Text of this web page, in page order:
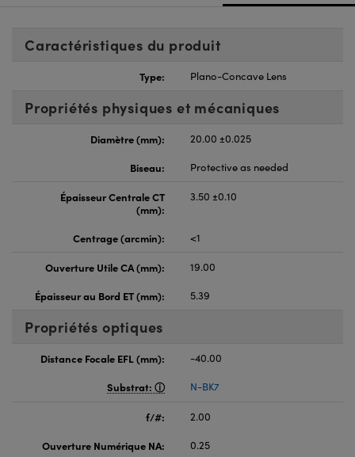
Caractéristiques du produit
Type: Plano-Concave Lens
Propriétés physiques et mécaniques
Diamètre (mm):
20.00 ±0.025
Biseau:
Protective as needed
Épaisseur Centrale CT
(mm):
3.50 ±0.10
Centrage (arcmin): <1
Ouverture Utile CA (mm):
19.00
Épaisseur au Bord ET (mm):
5.39
Propriétés optiques
Distance Focale EFL (mm):
-40.00
Substrat:
N-BK7
f/#:
2.00
Ouverture Numérique NA:
0.25